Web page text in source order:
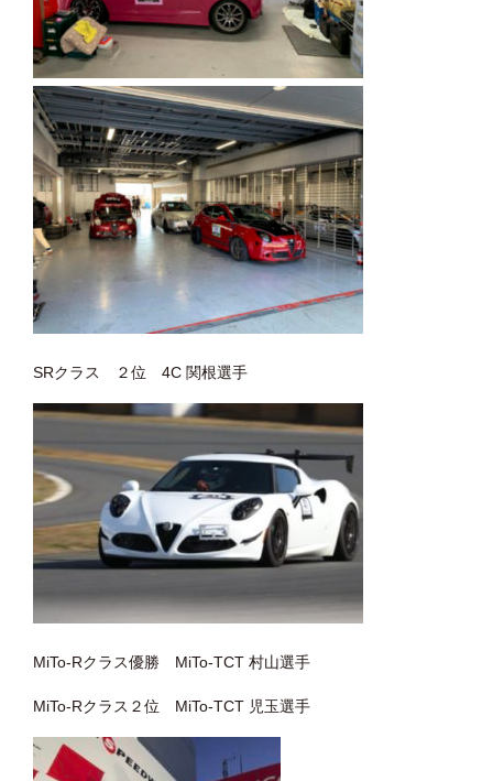
SRクラス ２位 4C 関根選手
MiTo-Rクラス優勝 MiTo-TCT 村山選手
MiTo-Rクラス２位 MiTo-TCT 児玉選手